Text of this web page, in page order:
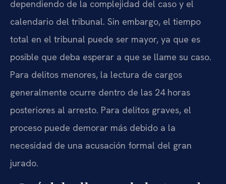
dependiendo de la complejidad del caso y el
calendario del tribunal. Sin embargo, el tiempo
total en el tribunal puede ser mayor, ya que es
posible que deba esperar a que se llame su caso.
Para delitos menores, la lectura de cargos
generalmente ocurre dentro de las 24 horas
posteriores al arresto. Para delitos graves, el
proceso puede demorar más debido a la
necesidad de una acusación formal del gran
jurado.